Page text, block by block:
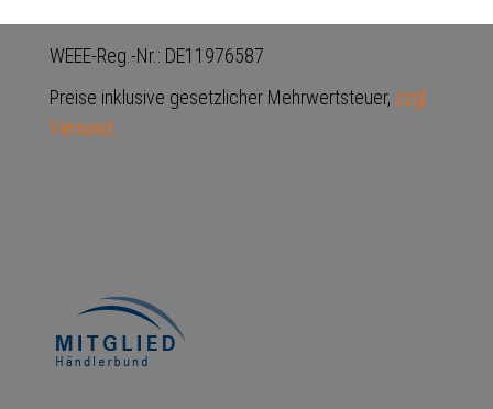
WEEE-Reg.-Nr.: DE11976587
Preise inklusive gesetzlicher Mehrwertsteuer, zzgl.
Versand